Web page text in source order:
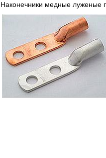
Наконечники медные луженые